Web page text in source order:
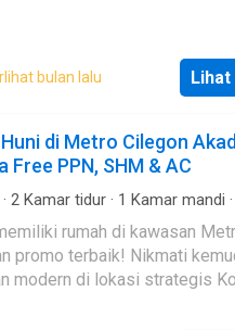
bulan lalu
di Metro Cilegon
Free PPN, SHM & AC
· 2 Kamar tidur · 1 Kamar mandi ·
rumah di kawasan
Nikmati kemudahan
modern di lokasi strategis